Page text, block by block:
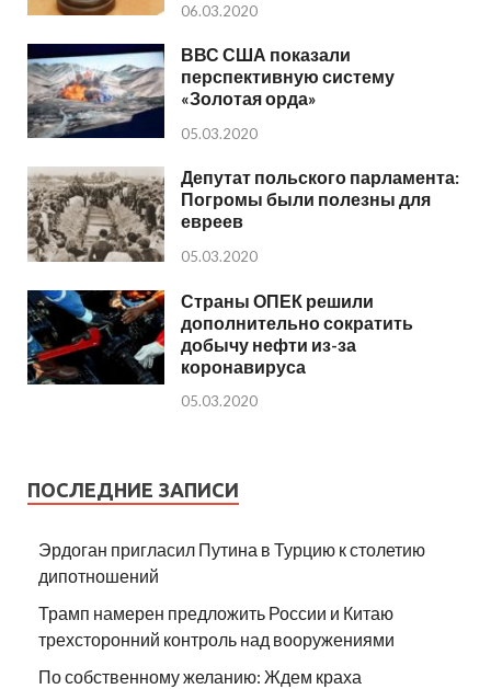
06.03.2020
ВВС США показали
перспективную систему
«Золотая орда»
05.03.2020
Депутат польского парламента:
Погромы были полезны для
евреев
05.03.2020
Страны ОПЕК решили
дополнительно сократить
добычу нефти из-за
коронавируса
05.03.2020
ПОСЛЕДНИЕ ЗАПИСИ
Эрдоган пригласил Путина в Турцию к столетию
дипотношений
Трамп намерен предложить России и Китаю
трехсторонний контроль над вооружениями
По собственному желанию: Ждем краха